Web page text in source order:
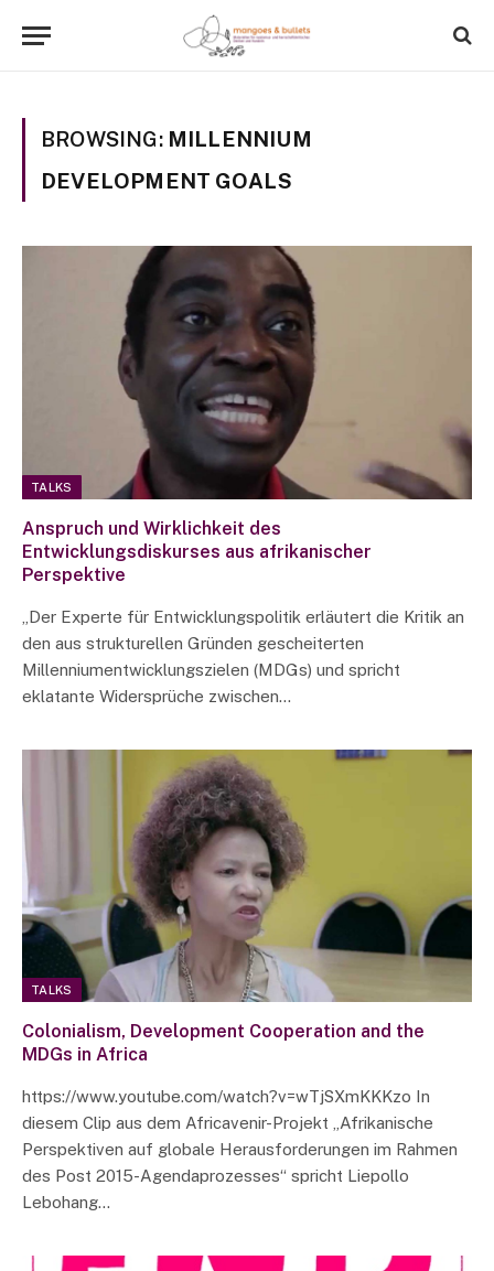
BROWSING: MILLENNIUM
DEVELOPMENT GOALS
TALKS
Anspruch und Wirklichkeit des
Entwicklungsdiskurses aus afrikanischer
Perspektive
„Der Experte für Entwicklungspolitik erläutert die Kritik an
den aus strukturellen Gründen gescheiterten
Millenniumentwicklungszielen (MDGs) und spricht
eklatante Widersprüche zwischen…
TALKS
Colonialism, Development Cooperation and the
MDGs in Africa
https://www.youtube.com/watch?v=wTjSXmKKKzo In
diesem Clip aus dem Africavenir-Projekt „Afrikanische
Perspektiven auf globale Herausforderungen im Rahmen
des Post 2015-Agendaprozesses“ spricht Liepollo
Lebohang…